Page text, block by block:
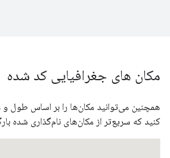
مکان های جغرافیایی کد شده
همچنین می‌توانید مکان‌ها را بر اساس
کنید که سریع‌تر از مکان‌های نام‌گذاری شده